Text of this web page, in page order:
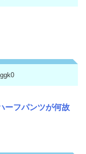
ーフパンツが何故